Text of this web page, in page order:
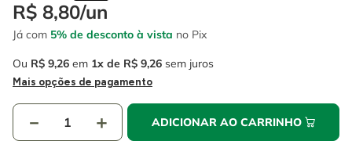
R$ 8,80/un
Já com 5% de desconto à vista no Pix
Ou R$ 9,26 em 1 R$ 9,26 sem juros
Mais opções de pagamento
＋
－ ADICIONAR AO CARRINHO
6 º fio
7º chave impacto
8º disco corte
serra copo
º escada
º serra circular
º fio
disco corte